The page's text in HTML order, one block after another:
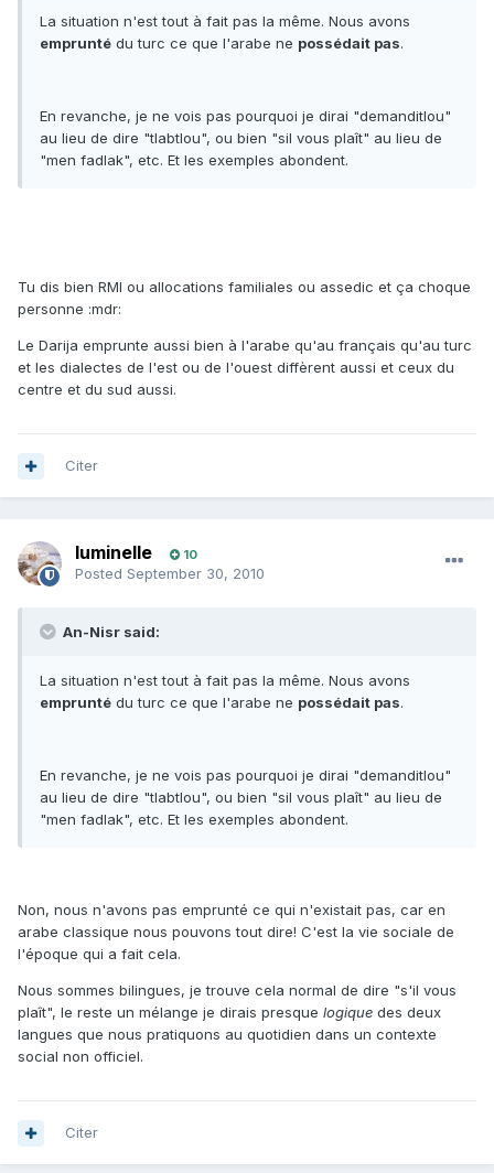
La situation n'est tout à fait pas la même. Nous avons
emprunté du turc ce que l'arabe ne possédait pas.
En revanche, je ne vois pas pourquoi je dirai "demanditlou"
au lieu de dire "tlabtlou", ou bien "sil vous plaît" au lieu de
"men fadlak", etc. Et les exemples abondent.
Tu dis bien RMI ou allocations familiales ou assedic et ça choque
personne :mdr:
Le Darija emprunte aussi bien à l'arabe qu'au français qu'au turc
et les dialectes de l'est ou de l'ouest diffèrent aussi et ceux du
centre et du sud aussi.
Citer
luminelle 10
Posted September 30, 2010
An-Nisr said:
La situation n'est tout à fait pas la même. Nous avons
emprunté du turc ce que l'arabe ne possédait pas.
En revanche, je ne vois pas pourquoi je dirai "demanditlou"
au lieu de dire "tlabtlou", ou bien "sil vous plaît" au lieu de
"men fadlak", etc. Et les exemples abondent.
Non, nous n'avons pas emprunté ce qui n'existait pas, car en
arabe classique nous pouvons tout dire! C'est la vie sociale de
l'époque qui a fait cela.
Nous sommes bilingues, je trouve cela normal de dire "s'il vous
plaît", le reste un mélange je dirais presque logique des deux
langues que nous pratiquons au quotidien dans un contexte
social non officiel.
Citer